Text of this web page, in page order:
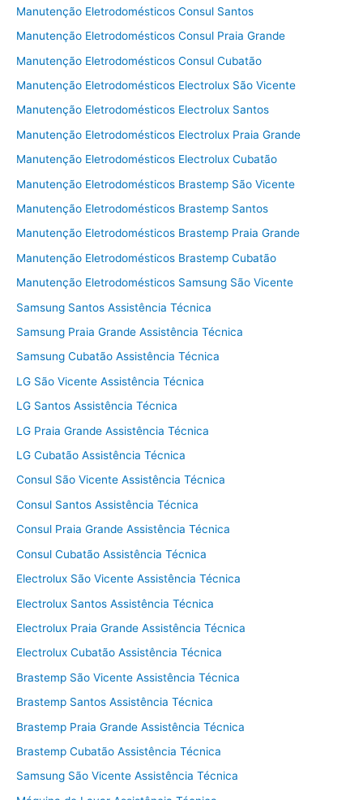
Manutenção Eletrodomésticos Consul Santos
Manutenção Eletrodomésticos Consul Praia Grande
Manutenção Eletrodomésticos Consul Cubatão
Manutenção Eletrodomésticos Electrolux São Vicente
Manutenção Eletrodomésticos Electrolux Santos
Manutenção Eletrodomésticos Electrolux Praia Grande
Manutenção Eletrodomésticos Electrolux Cubatão
Manutenção Eletrodomésticos Brastemp São Vicente
Manutenção Eletrodomésticos Brastemp Santos
Manutenção Eletrodomésticos Brastemp Praia Grande
Manutenção Eletrodomésticos Brastemp Cubatão
Manutenção Eletrodomésticos Samsung São Vicente
Samsung Santos Assistência Técnica
Samsung Praia Grande Assistência Técnica
Samsung Cubatão Assistência Técnica
LG São Vicente Assistência Técnica
LG Santos Assistência Técnica
LG Praia Grande Assistência Técnica
LG Cubatão Assistência Técnica
Consul São Vicente Assistência Técnica
Consul Santos Assistência Técnica
Consul Praia Grande Assistência Técnica
Consul Cubatão Assistência Técnica
Electrolux São Vicente Assistência Técnica
Electrolux Santos Assistência Técnica
Electrolux Praia Grande Assistência Técnica
Electrolux Cubatão Assistência Técnica
Brastemp São Vicente Assistência Técnica
Brastemp Santos Assistência Técnica
Brastemp Praia Grande Assistência Técnica
Brastemp Cubatão Assistência Técnica
Samsung São Vicente Assistência Técnica